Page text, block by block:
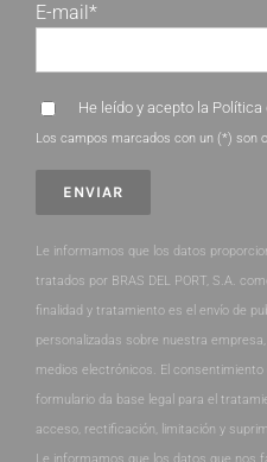
E-mail*
He leído y acepto la Política
Los campos marcados con un (*) son
Le informamos que los datos
tratados por BRAS DEL PORT, S.A.
finalidad y tratamiento es el envío de
personalizadas sobre nuestra
medios electrónicos. El
formulario da base legal para el
acceso, rectificación, limitación y